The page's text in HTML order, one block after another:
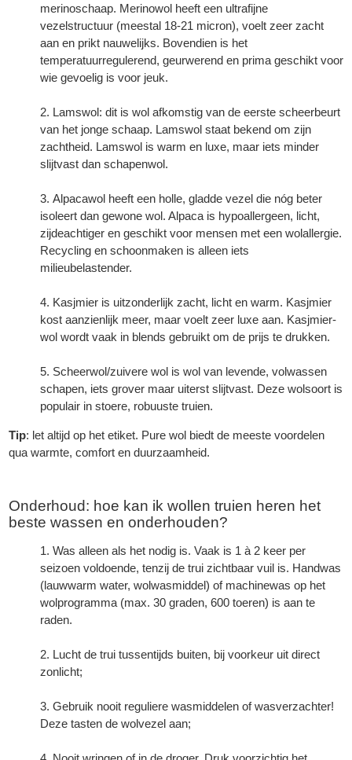
merinoschaap. Merinowol heeft een ultrafijne
vezelstructuur (meestal 18-21 micron), voelt zeer zacht
aan en prikt nauwelijks. Bovendien is het
temperatuurregulerend, geurwerend en prima geschikt voor
wie gevoelig is voor jeuk.
Lamswol: dit is wol afkomstig van de eerste scheerbeurt
van het jonge schaap. Lamswol staat bekend om zijn
zachtheid. Lamswol is warm en luxe, maar iets minder
slijtvast dan schapenwol.
Alpacawol heeft een holle, gladde vezel die nóg beter
isoleert dan gewone wol. Alpaca is hypoallergeen, licht,
zijdeachtiger en geschikt voor mensen met een wolallergie.
Recycling en schoonmaken is alleen iets
milieubelastender.
Kasjmier is uitzonderlijk zacht, licht en warm. Kasjmier
kost aanzienlijk meer, maar voelt zeer luxe aan. Kasjmier-
wol wordt vaak in blends gebruikt om de prijs te drukken.
Scheerwol/zuivere wol is wol van levende, volwassen
schapen, iets grover maar uiterst slijtvast. Deze wolsoort is
populair in stoere, robuuste truien.
Tip: let altijd op het etiket. Pure wol biedt de meeste voordelen
qua warmte, comfort en duurzaamheid.
Onderhoud: hoe kan ik wollen truien heren het
beste wassen en onderhouden?
Was alleen als het nodig is. Vaak is 1 à 2 keer per
seizoen voldoende, tenzij de trui zichtbaar vuil is. Handwas
(lauwwarm water, wolwasmiddel) of machinewas op het
wolprogramma (max. 30 graden, 600 toeren) is aan te
raden.
Lucht de trui tussentijds buiten, bij voorkeur uit direct
zonlicht;
Gebruik nooit reguliere wasmiddelen of wasverzachter!
Deze tasten de wolvezel aan;